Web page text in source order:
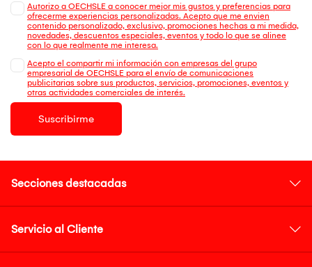
Autorizo a OECHSLE a conocer mejor mis gustos y preferencias para
ofrecerme experiencias personalizadas. Acepto que me envien
contenido personalizado, exclusivo, promociones hechas a mi medida,
novedades, descuentos especiales, eventos y todo lo que se alinee
con lo que realmente me interesa.
Acepto el compartir mi información con empresas del grupo
empresarial de OECHSLE para el envío de comunicaciones
publicitarias sobre sus productos, servicios, promociones, eventos y
otras actividades comerciales de interés.
Suscribirme
Secciones destacadas
Servicio al Cliente